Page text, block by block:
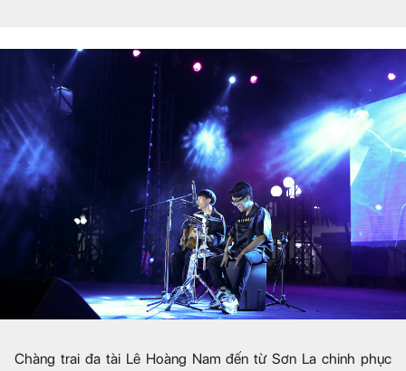
Chàng trai đa tài Lê Hoàng Nam đến từ Sơn La chinh phục